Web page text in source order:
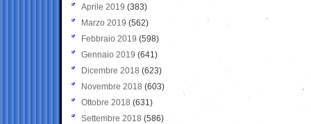
Aprile 2019 (383)
Marzo 2019 (562)
Febbraio 2019 (598)
Gennaio 2019 (641)
Dicembre 2018 (623)
Novembre 2018 (603)
Ottobre 2018 (631)
Settembre 2018 (586)